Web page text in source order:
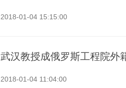
2018-01-04 15:15:00
武汉教授成俄罗斯工程院外
2018-01-04 11:04:00